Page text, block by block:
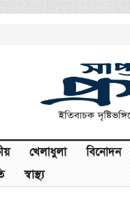
খেলাধুলা বিনোদন
স্বাস্থ্য